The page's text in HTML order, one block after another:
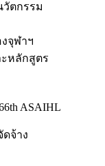
วัตกรรม
จุฬาฯ
หลักสูตร
ASAIHL
จ้าง